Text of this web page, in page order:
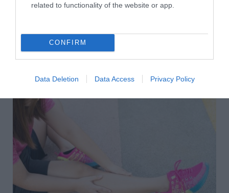
related to functionality of the website or app.
CONFIRM
Data Deletion Data Access Privacy Policy